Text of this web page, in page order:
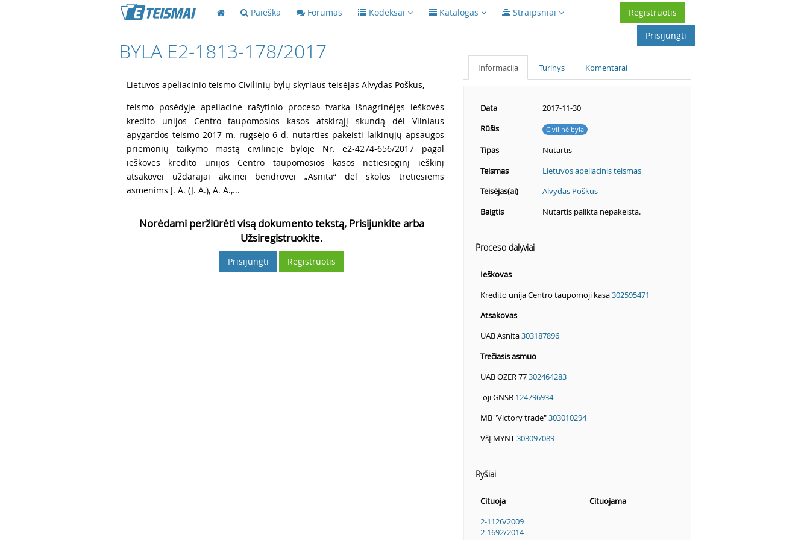
Paieška Forumas Kodeksai Katalogas Straipsniai
Registruotis
Prisijungti
BYLA E2-1813-178/2017
Lietuvos apeliacinio teismo Civilinių bylų skyriaus teisėjas Alvydas Poškus,
teismo posėdyje apeliacine rašytinio proceso tvarka išnagrinėjęs ieškovės
kredito unijos Centro taupomosios kasos atskirąjį skundą dėl Vilniaus
apygardos teismo 2017 m. rugsėjo 6 d. nutarties pakeisti laikinųjų apsaugos
priemonių taikymo mastą civilinėje byloje Nr. e2-4274-656/2017 pagal
ieškovės kredito unijos Centro taupomosios kasos netiesioginį ieškinį
atsakovei uždarajai akcinei bendrovei „Asnita“ dėl skolos tretiesiems
asmenims J. A. (J. A.), A. A.,...
Norėdami peržiūrėti visą dokumento tekstą, Prisijunkite arba
Užsiregistruokite.
Prisijungti Registruotis
Informacija Turinys Komentarai
Data
2017-11-30
Rūšis
Civilinė byla
Tipas
Nutartis
Teismas
Lietuvos apeliacinis teismas
Teisėjas(ai)
Alvydas Poškus
Baigtis
Nutartis palikta nepakeista.
Proceso dalyviai
Ieškovas
Kredito unija Centro taupomoji kasa302595471
Atsakovas
UAB Asnita303187896
Trečiasis asmuo
UAB OZER 77302464283
-oji GNSB 124796934
MB "Victory trade"303010294
VšĮ MYNT303097089
Ryšiai
Cituoja
Cituojama
2-1126/2009
2-1692/2014